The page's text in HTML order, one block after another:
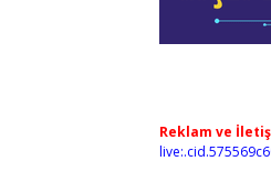
Reklam ve